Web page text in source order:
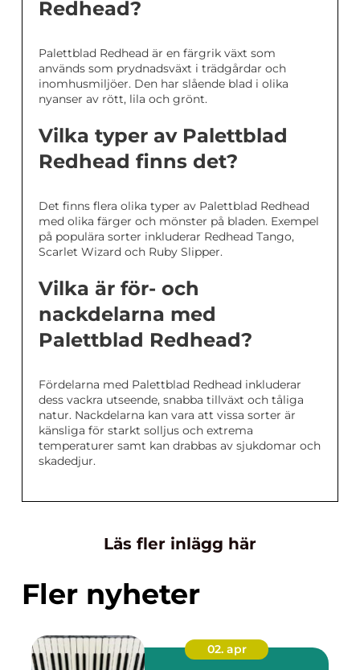
Redhead?
Palettblad Redhead är en färgrik växt som
används som prydnadsväxt i trädgårdar och
inomhusmiljöer. Den har slående blad i olika
nyanser av rött, lila och grönt.
Vilka typer av Palettblad
Redhead finns det?
Det finns flera olika typer av Palettblad Redhead
med olika färger och mönster på bladen. Exempel
på populära sorter inkluderar Redhead Tango,
Scarlet Wizard och Ruby Slipper.
Vilka är för- och
nackdelarna med
Palettblad Redhead?
Fördelarna med Palettblad Redhead inkluderar
dess vackra utseende, snabba tillväxt och tåliga
natur. Nackdelarna kan vara att vissa sorter är
känsliga för starkt solljus och extrema
temperaturer samt kan drabbas av sjukdomar och
skadedjur.
Läs fler inlägg här
Fler nyheter
02. apr